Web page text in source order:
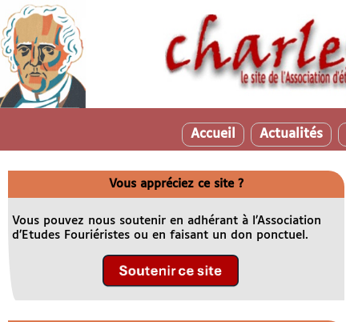
Accueil Actualités
Vous appréciez ce site ?
Vous pouvez nous soutenir en adhérant à l’Association
d’Etudes Fouriéristes ou en faisant un don ponctuel.